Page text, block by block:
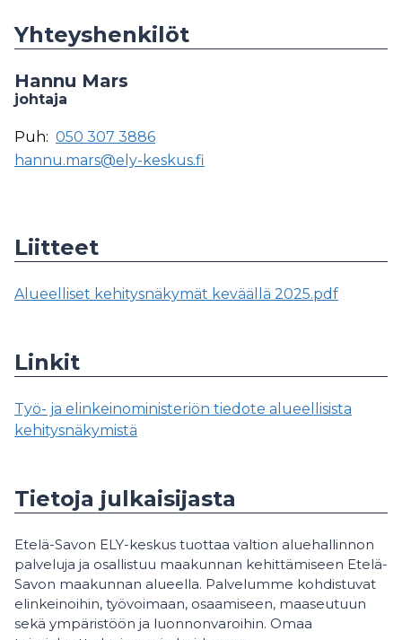
Yhteyshenkilöt
Hannu Mars
johtaja
Puh: 050 307 3886
hannu.mars@ely-keskus.fi
Liitteet
Alueelliset kehitysnäkymät keväällä 2025.pdf
Linkit
Työ- ja elinkeinoministeriön tiedote alueellisista
kehitysnäkymistä
Tietoja julkaisijasta
Etelä-Savon ELY-keskus tuottaa valtion aluehallinnon
palveluja ja osallistuu maakunnan kehittämiseen Etelä-
Savon maakunnan alueella. Palvelumme kohdistuvat
elinkeinoihin, työvoimaan, osaamiseen, maaseutuun
sekä ympäristöön ja luonnonvaroihin. Omaa